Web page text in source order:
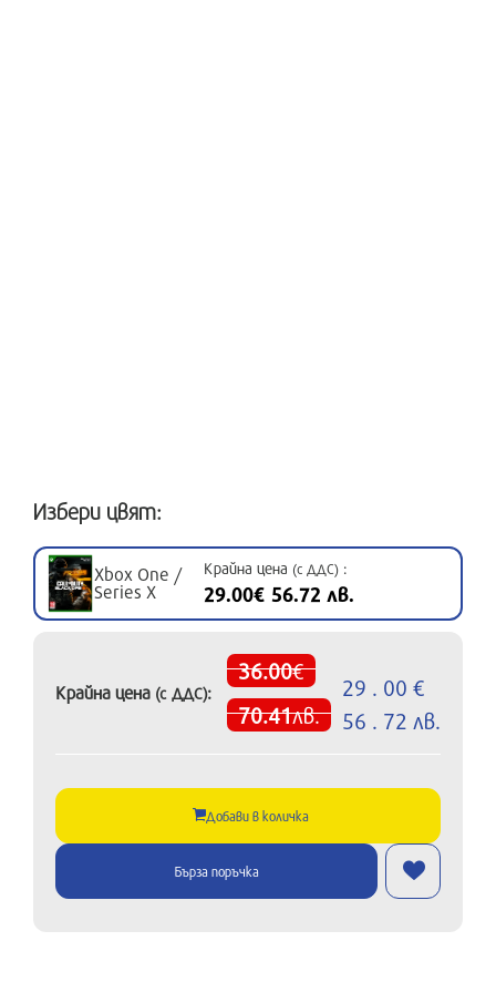
Избери цвят:
Xbox One /
Series X
Крайна цена (с ДДС) :
29.00€ 56.72 лв.
Крайна цена (с ДДС):
36.00€
70.41лв.
29 . 00 €
56 . 72 лв.
Добави в количка
Бърза поръчка